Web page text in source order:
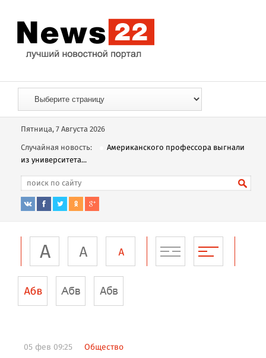
Пятница, 7 Августа 2026
Случайная новость:
Американского профессора выгнали
из университета...
05 фев 09:25 Общество